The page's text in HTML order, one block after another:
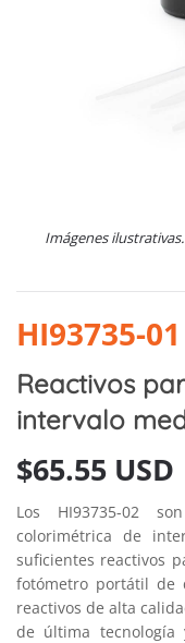
Imágenes
HI93735-01
Reactivos
intervalo
$65.55 USD
Los HI93735-02
colorimétrica de
suficientes reactivos
fotómetro portátil de
reactivos de alta
de última tecnología